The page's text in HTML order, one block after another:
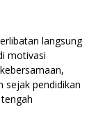
langsung
motivasi
sejak pendidikan